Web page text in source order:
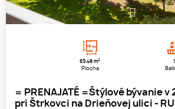
1
59.48 m2
Plocha
1
= PRENAJATÉ =Štýlové bývanie
pri Štrkovci na Drieňovej ulici -